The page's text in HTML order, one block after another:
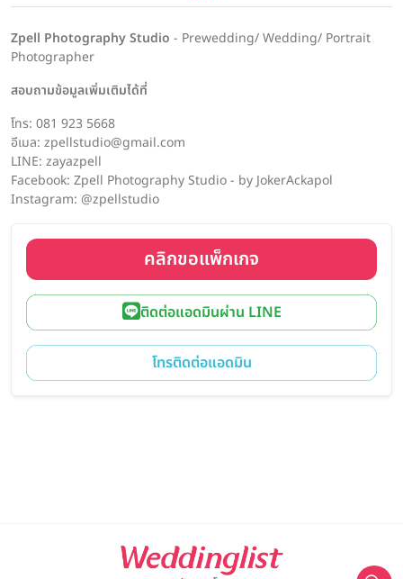
Zpell Photography Studio - Prewedding/ Wedding/ Portrait
Photographer
สอบถามข้อมูลเพิ่มเติมได้ที่
โทร: 081 923 5668
อีเมล: zpellstudio@gmail.com
LINE: zayazpell
Facebook: Zpell Photography Studio - by JokerAckapol
Instagram: @zpellstudio
คลิกขอแพ็กเกจ
ติดต่อแอดมินผ่าน LINE
โทรติดต่อแอดมิน